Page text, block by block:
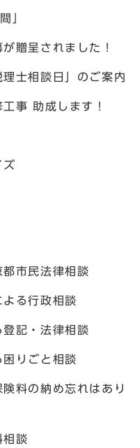
」
贈呈されました！
士相談日」のご案内
事 助成します！
市民法律相談
る行政相談
記・法律相談
りごと相談
料の納め忘れはあり
談